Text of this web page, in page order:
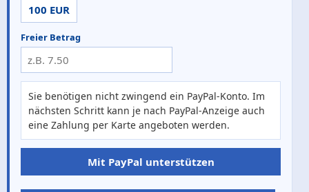
100 EUR
Freier Betrag
Sie benötigen nicht zwingend ein PayPal-Konto. Im
nächsten Schritt kann je nach PayPal-Anzeige auch
eine Zahlung per Karte angeboten werden.
Mit PayPal unterstützen